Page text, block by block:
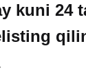
kuni 24